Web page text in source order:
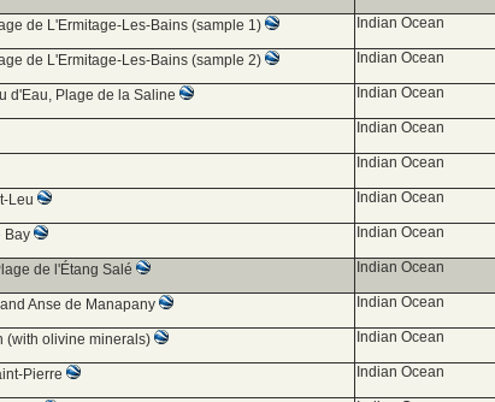
de L'Ermitage-Les-Bains (sample 1) Indian Ocean
de L'Ermitage-Les-Bains (sample 2) Indian Ocean
d'Eau, Plage de la Saline Indian Ocean
Indian Ocean
Indian Ocean
Leu Indian Ocean
Bay Indian Ocean
de l'Étang Salé Indian Ocean
Anse de Manapany Indian Ocean
(with olivine minerals) Indian Ocean
Pierre Indian Ocean